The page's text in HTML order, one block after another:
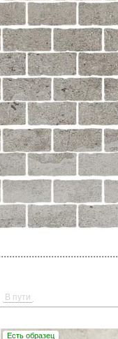
В пути
Есть образец